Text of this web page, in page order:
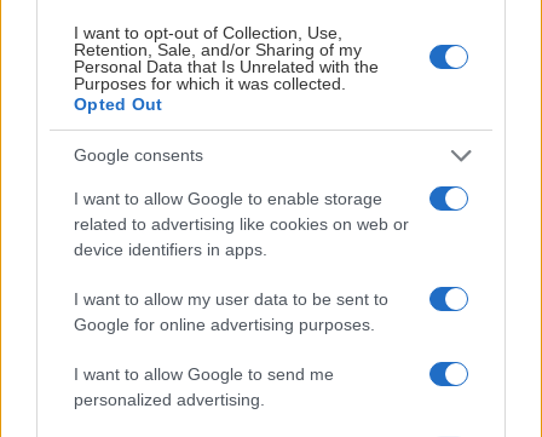
I want to opt-out of Collection, Use,
Retention, Sale, and/or Sharing of my
Personal Data that Is Unrelated with the
Purposes for which it was collected.
Opted Out
Google consents
I want to allow Google to enable storage
related to advertising like cookies on web or
device identifiers in apps.
I want to allow my user data to be sent to
Google for online advertising purposes.
I want to allow Google to send me
personalized advertising.
första spelarna.
NHL-draften genomförs i juni varje år där NHL-klubbarna
tingar rättigheter till talanger i hela världen. Varje klubb har
sju val utspridda över sju rundor (men klubbarna kan
också byta till sig eller byta bort val).
Första rundan genomfördes under fredagsnatten och hela
sju (!) svenskar valdes: Ivar Stenberg, Viggo Björck,
Hermansson, Jonas Lagerberg Hoen och Marcus
Nordmark.
Totalt valdes 24 svenskar.